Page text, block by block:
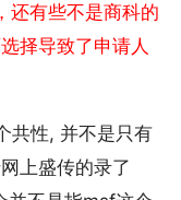
还有些不是商科的
择导致了申请人
共性, 并不是只有
上盛传的录了